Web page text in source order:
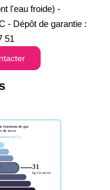
l'eau froide) -
- Dépôt de garantie :
51